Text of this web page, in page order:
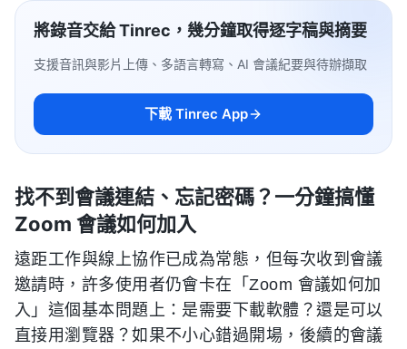
將錄音交給 Tinrec，幾分鐘取得逐字稿與摘要
支援音訊與影片上傳、多語言轉寫、AI 會議紀要與待辦擷取
下載 Tinrec App
找不到會議連結、忘記密碼？一分鐘搞懂
Zoom 會議如何加入
遠距工作與線上協作已成為常態，但每次收到會議
邀請時，許多使用者仍會卡在「Zoom 會議如何加
入」這個基本問題上：是需要下載軟體？還是可以
直接用瀏覽器？如果不小心錯過開場，後續的會議